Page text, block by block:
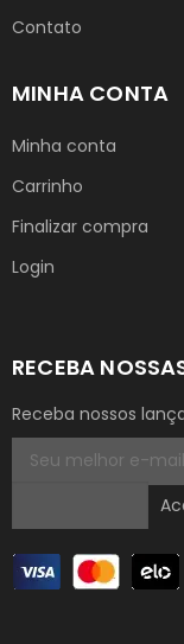
Contato
MINHA CONTA
Minha conta
Carrinho
Finalizar compra
Login
RECEBA
Receba nossos